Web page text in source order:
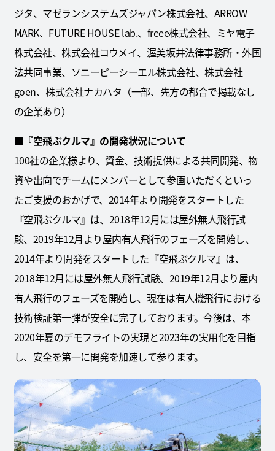
ジタ、マゼランシステムズジャパン株式会社、ARROW
MARK、FUTURE HOUSE lab.、freee株式会社、ミヤ電子
株式会社、株式会社コウメイ、渥美坂井法律事務所・外国
法共同事業、ソニーピーシーエル株式会社、株式会社
goen、株式会社ナカハタ（一部、先方の都合で掲載なし
の企業あり）
■『空飛ぶクルマ』の開発状況について
100社の企業様より、資金、技術提供による共同開発、物
資や出向でチームにメンバーとして参画いただくといっ
たご支援のおかげで、2014年より開発をスタートした
『空飛ぶクルマ』は、2018年12月には屋外無人飛行試
験、2019年12月より屋内有人飛行のフェーズを開始し、
2014年より開発をスタートした『空飛ぶクルマ』は、
2018年12月には屋外無人飛行試験、2019年12月より屋内
有人飛行のフェーズを開始し、現在は有人機飛行における
技術検証第一弾が安全に完了しております。今後は、本
2020年夏のデモフライトの実現と2023年の実用化を目指
し、安全を第一に開発を加速して参ります。